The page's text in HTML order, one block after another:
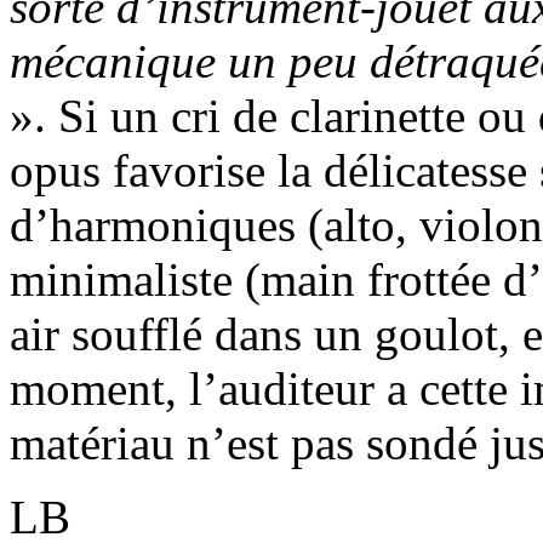
mécanique un peu
». Si un cri de clarinette ou
opus favorise la
d’harmoniques (alto,
minimaliste (main frottée
air soufflé dans un goulot,
moment, l’auditeur a cette
matériau n’est pas sondé
LB